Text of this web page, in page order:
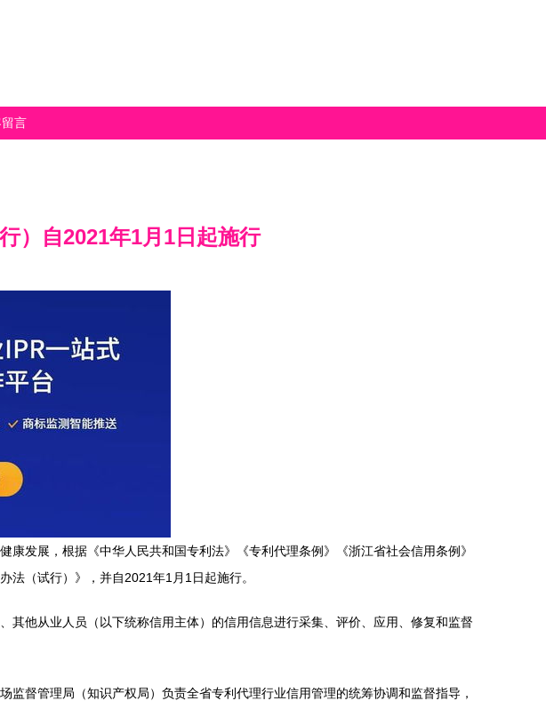
言
）自2021年1月1日起施行
发展，根据《中华人民共和国专利法》《专利代理条例》《浙江省社会信用条例》
法（试行）》，并自2021年1月1日起施行。
他从业人员（以下统称信用主体）的信用信息进行采集、评价、应用、修复和监督
督管理局（知识产权局）负责全省专利代理行业信用管理的统筹协调和监督指导，